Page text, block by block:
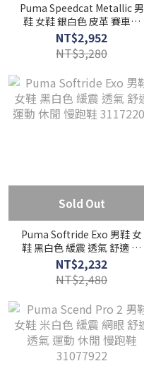
Puma Speedcat Metallic 男
鞋 女鞋 銀白色 皮革 賽車鞋
復古 運動 休閒鞋 40368902
NT$2,952
NT$3,280
Sold Out
Puma Softride Exo 男鞋 女
鞋 黑白色 緩震 透氣 舒適 運
動 休閒 慢跑鞋 31172201
NT$2,232
NT$2,480